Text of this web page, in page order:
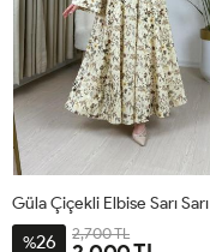
Güla Çiçekli Elbise Sarı Sarı
%26 2,700 TL